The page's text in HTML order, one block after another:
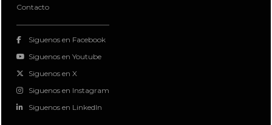
Contacto
Siguenos en Facebook
Siguenos en Youtube
Siguenos en X
Siguenos en Instagram
Siguenos en LinkedIn